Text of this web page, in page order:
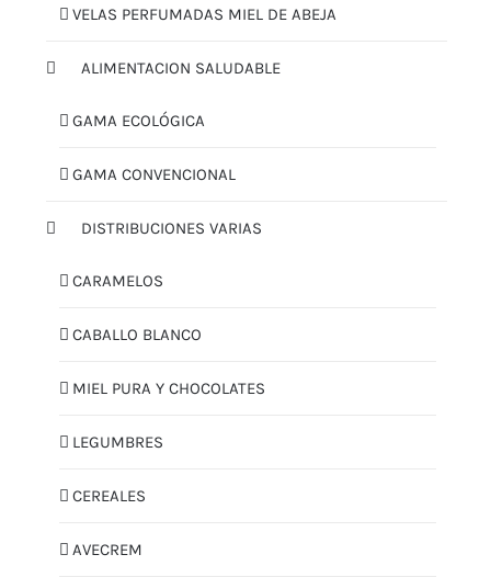
VELAS PERFUMADAS MIEL DE ABEJA
ALIMENTACION SALUDABLE
GAMA ECOLÓGICA
GAMA CONVENCIONAL
DISTRIBUCIONES VARIAS
CARAMELOS
CABALLO BLANCO
MIEL PURA Y CHOCOLATES
LEGUMBRES
CEREALES
AVECREM